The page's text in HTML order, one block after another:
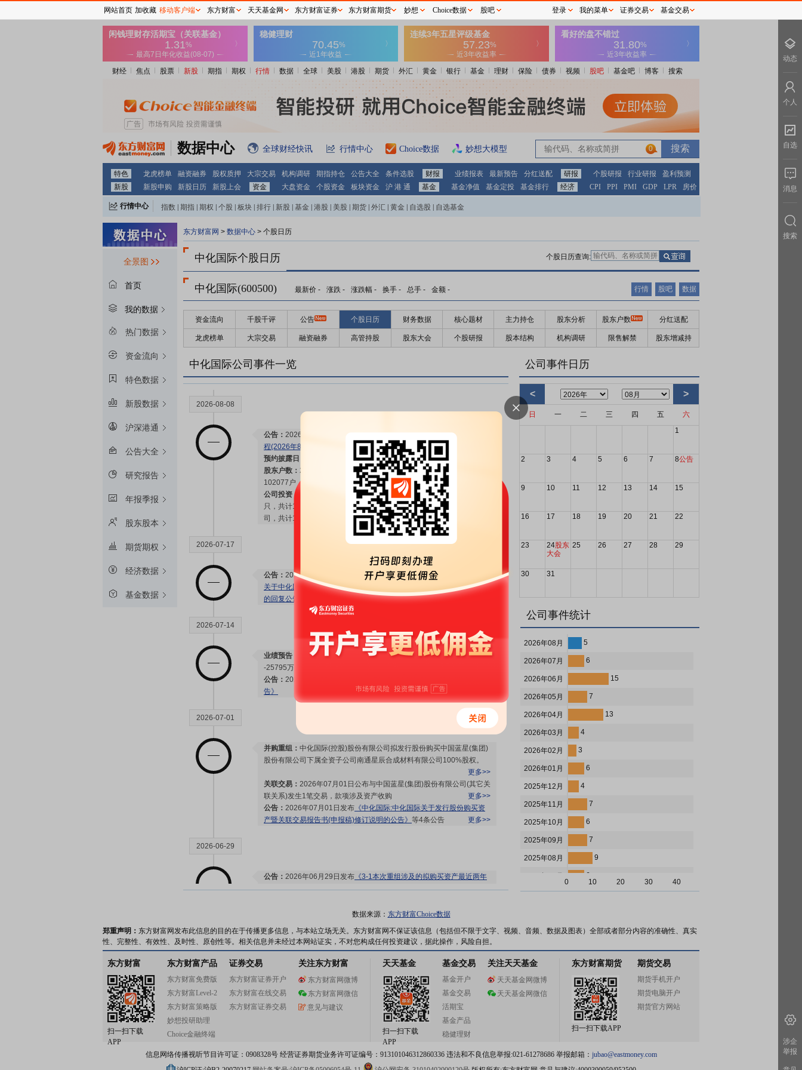
财经 焦点 股票 新股 期指 期权 行情 数据 全球 美股 港股 期货 外汇 黄金 银行 基金 理财 保险 债券 视频 股吧 基金吧 博客 搜索
数据中心 全球财经快讯 行情中心 Choice数据 妙想大模型 0
特色 龙虎榜单 融资融券 股权质押 大宗交易 机构调研 期指持仓 公告大全 条件选股 财报 业绩报表 最新预告 分红送配 研报 个股研报 行业研报
盈利预测
新股
新股申购 新股日历 新股上会 资金 大盘资金 个股资金 板块资金 沪 港 通 基金 基金净值 基金定投 基金排行 经济 CPI PPI PMI GDP LPR 房价
行情中心 指数 期指 期权 个股 板块 排行 新股 基金 港股 美股 期货 外汇 黄金 自选股 自选基金
全景图
首页
我的数据
热门数据
资金流向
特色数据
新股数据
沪深港通
公告大全
研究报告
年报季报
股东股本
期货期权
经济数据
基金数据
东方财富网 > 数据中心 > 个股日历
中化国际个股日历 个股日历查询:
中化国际(600500) 最新价 - 涨跌 - 涨跌幅 - 换手 - 总手 - 金额 - 行情 股吧 数据
资金流向 千股千评 公告 个股日历 财务数据 核心题材 主力持仓 股东分析 股东户数 分红送配
龙虎榜单 大宗交易 融资融券 高管持股 股东大会 个股研报 股本结构 机构调研 限售解禁 股东增减持
中化国际公司事件一览
2026-08-24
股东大会：
2026-08-08
公告： 2026年08月08日发布《中化国际:中化国际(控股)股份有限公司章
程(2026年8月修订版)》
等10条公告
预约披露日：
2026年半年报预约2026年08月08日披露
股东户数： 2026年08月08日公布截止2026年06月30日股东户数
102077户，比上期增加31621户
公司投资：
2026年08月08日公布截止2026年06月30日持有有价证券3
只，共计1.72亿元，本报告期内损益663.69万元；长期股权投资34家公
司，共计174.44亿元，本报告期内损益-1270.53万元
2026-07-17
公告： 2026年07月17日发布
《中化国际:中化国际关于上海证券交易所<
关于中化国际(控股)股份有限公司2025年度报告的信息披露监管问询函>
的回复公告》
2026-07-14
业绩预告：
2026年07月14日预告，2026年中报净利润-32244万元-
-25795万元，变动64%～71%
公告： 2026年07月14日发布
告》
2026-07-01
并购重组： 中化国际(控股)股份有限公司拟发行股份购买中国蓝星(集团)
股份有限公司下属全资子公司南通星辰合成材料有限公司100%股权。
更多>>
关联交易： 2026年07月01日公布与中国蓝星(集团)股份有限公司(其它关
联关系)发生1笔交易，款项涉及资产收购
更多>>
公告： 2026年07月01日发布 《中化国际:中化国际关于发行股份购买资
产暨关联交易报告书(申报稿)修订说明的公告》 等4条公告 更多>>
2026-06-29
公告： 2026年06月29日发布 《3-1本次重组涉及的拟购买资产最近两年
及一期的财务报告和审计报告(申报稿)(中化国际(控股)股份有限公司)》
2026-06-27
2026年06月27日发布
《中化国际:北京市天元律师事务所关于中
化国际(控股)股份有限公司2026年第一次临时股东会的法律意见》等2条
公告
更多>>
2026-06-26
于2026-06-26召开2026年第一次临时股东大会 更多>>
公司事件日历
< >
日 一 二 三 四 五
六
1
2 3 4 5 6 7 8公告
9 10 11 12 13 14 15
16 17 18 19 20 21 22
23 24股东
大会
25 26 27 28 29
30 31
公司事件统计
2026年08月 5
2026年07月 6
2026年06月 15
2026年05月 7
2026年04月 13
2026年03月 4
2026年02月 3
2026年01月 6
2025年12月 4
2025年11月 7
2025年10月 6
2025年09月 7
2025年08月 9
6
2025年06月 0
2025年04月 8
2025年02月 2
2025年01月 4
1
2024年09月 2
0 10 20 30 40
数据来源： 东方财富Choice数据
郑重声明： 东方财富网发布此信息的目的在于传播更多信息，与本站立场无关。东方财富网不保证该信息（包括但不限于文字、视频、音频、数据及图表）全部或者部分内容的准确性、真实
性、完整性、有效性、及时性、原创性等。相关信息并未经过本网站证实，不对您构成任何投资建议，据此操作，风险自担。
东方财富
扫一扫下载
APP
东方财富产品
东方财富免费版
东方财富Level-2
东方财富策略版
妙想投研助理
Choice金融终端
证券交易
东方财富证券开户
东方财富在线交易
东方财富证券交易
关注东方财富
东方财富网微博
东方财富网微信
意见与建议
天天基金
扫一扫下载
APP
基金交易
基金开户
基金交易
活期宝
基金产品
稳健理财
关注天天基金
天天基金网微博
天天基金网微信
东方财富期货
扫一扫下载APP
期货交易
期货手机开户
期货电脑开户
期货官方网站
信息网络传播视听节目许可证：0908328号 经营证券期货业务许可证编号：913101046312860336 违法和不良信息举报:021-61278686 举报邮箱： jubao@eastmoney.com
网站首页 加收藏 移动客户端 东方财富 天天基金网 东方财富证券 东方财富期货 妙想 Choice数据 股吧 登录 我的菜单 证券交易 基金交易
动态
个人
自选
消息
搜索
涉企
举报